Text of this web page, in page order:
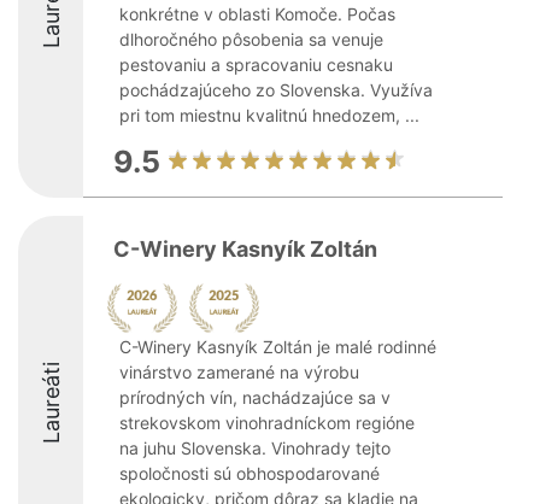
konkrétne v oblasti Komoče. Počas
dlhoročného pôsobenia sa venuje
pestovaniu a spracovaniu cesnaku
pochádzajúceho zo Slovenska. Využíva
pri tom miestnu kvalitnú hnedozem, ...
9.5
Laureáti
C-Winery Kasnyík Zoltán
C-Winery Kasnyík Zoltán je malé rodinné
vinárstvo zamerané na výrobu
prírodných vín, nachádzajúce sa v
strekovskom vinohradníckom regióne
na juhu Slovenska. Vinohrady tejto
spoločnosti sú obhospodarované
ekologicky, pričom dôraz sa kladie na